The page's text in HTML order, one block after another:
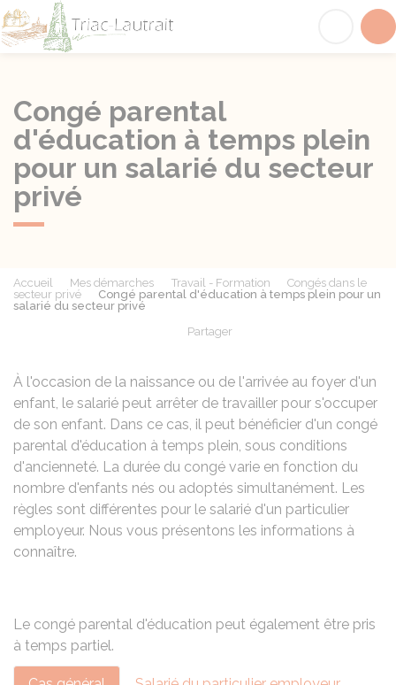
Congé parental
d'éducation à temps plein
pour un salarié du secteur
privé
Accueil Mes démarches Travail - Formation
Congés dans le
secteur privé
Congé parental d'éducation à temps plein pour un
salarié du secteur privé
Partager
À l'occasion de la naissance ou de l'arrivée au foyer d'un
enfant, le salarié peut arrêter de travailler pour s'occuper
de son enfant. Dans ce cas, il peut bénéficier d'un congé
parental d'éducation à temps plein, sous conditions
d'ancienneté. La durée du congé varie en fonction du
nombre d'enfants nés ou adoptés simultanément. Les
règles sont différentes pour le salarié d'un particulier
employeur. Nous vous présentons les informations à
connaître.
Le congé parental d'éducation peut également être pris
à temps partiel.